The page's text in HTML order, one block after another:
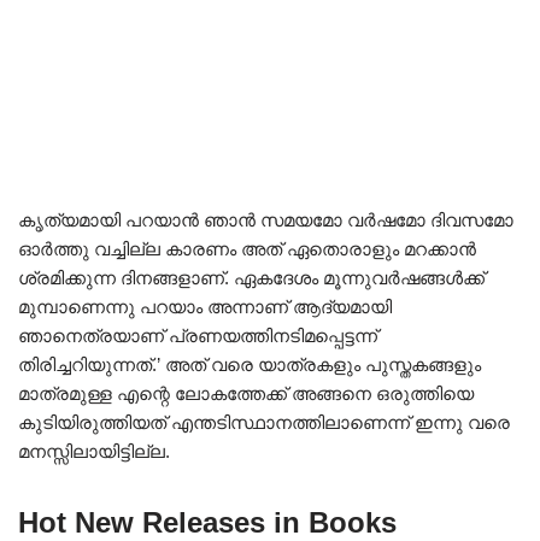
കൃത്യമായി പറയാൻ ഞാൻ സമയമോ വർഷമോ ദിവസമോ
ഓർത്തു വച്ചില്ല കാരണം അത് ഏതൊരാളും മറക്കാൻ
ശ്രമിക്കുന്ന ദിനങ്ങളാണ്. ഏകദേശം മൂന്നുവർഷങ്ങൾക്ക്
മുമ്പാണെന്നു പറയാം അന്നാണ് ആദ്യമായി
ഞാനെത്രയാണ് പ്രണയത്തിനടിമപ്പെട്ടന്ന്
തിരിച്ചറിയുന്നത്.’ അത് വരെ യാത്രകളും പുസ്തകങ്ങളും
മാത്രമുള്ള എന്റെ ലോകത്തേക്ക് അങ്ങനെ ഒരുത്തിയെ
കുടിയിരുത്തിയത് എന്തടിസ്ഥാനത്തിലാണെന്ന് ഇന്നു വരെ
മനസ്സിലായിട്ടില്ല.
Hot New Releases in Books